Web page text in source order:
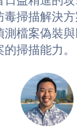
掃描解決方
測檔案偽裝
掃描能力。